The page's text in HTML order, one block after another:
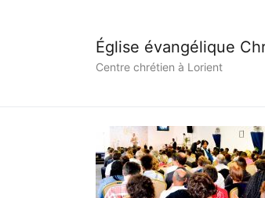
Église évangélique
Centre chrétien à Lorient